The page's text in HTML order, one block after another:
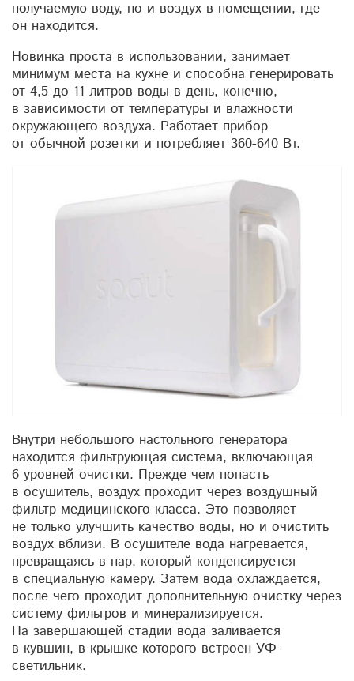
получаемую воду, но и воздух в помещении, где
он находится.
Новинка проста в использовании, занимает
минимум места на кухне и способна генерировать
от 4,5 до 11 литров воды в день, конечно,
в зависимости от температуры и влажности
окружающего воздуха. Работает прибор
от обычной розетки и потребляет 360-640 Вт.
Внутри небольшого настольного генератора
находится фильтрующая система, включающая
6 уровней очистки. Прежде чем попасть
в осушитель, воздух проходит через воздушный
фильтр медицинского класса. Это позволяет
не только улучшить качество воды, но и очистить
воздух вблизи. В осушителе вода нагревается,
превращаясь в пар, который конденсируется
в специальную камеру. Затем вода охлаждается,
после чего проходит дополнительную очистку через
систему фильтров и минерализируется.
На завершающей стадии вода заливается
в кувшин, в крышке которого встроен УФ-
светильник.